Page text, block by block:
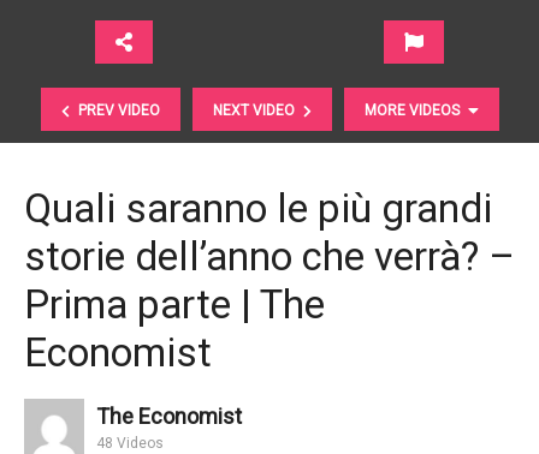
PREV VIDEO NEXT VIDEO MORE VIDEOS
Futuro. Una nuova “strada” vi conduce | The B1M
Quali saranno le più grandi
storie dell’anno che verrà? –
Prima parte | The
Economist
The Economist
48 Videos